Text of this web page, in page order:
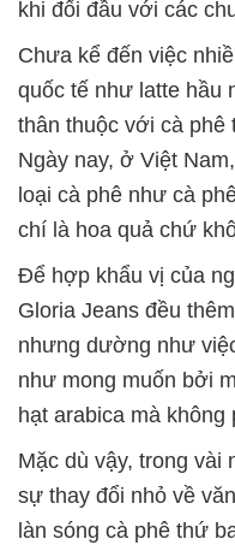
khi đối đầu với các
Chưa kể đến việc
quốc tế như latte hầu
thân thuộc với cà phê
Ngày nay, ở Việt
loại cà phê như cà
chí là hoa quả chứ
Để hợp khẩu vị của
Gloria Jeans đều
nhưng dường như
như mong muốn bởi
hạt arabica mà không
Mặc dù vậy, trong vài
sự thay đổi nhỏ về
làn sóng cà phê thứ